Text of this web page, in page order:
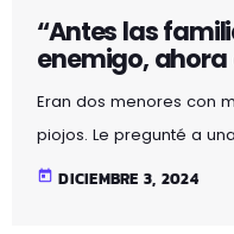
“Antes las
enemigo,
Eran dos menores con
piojos. Le pregunté a
televisión y dijo: No, no
today DICIEMBRE 3, 2024